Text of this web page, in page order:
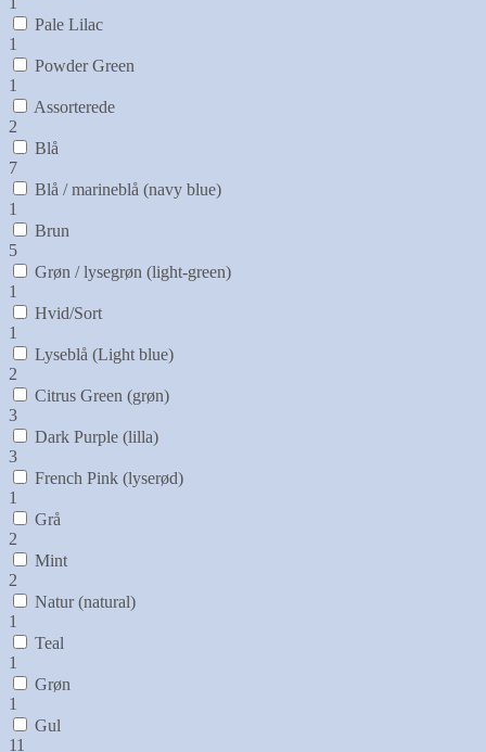
Pale Lilac
1
Powder Green
1
Assorterede
2
Blå
7
Blå / marineblå (navy blue)
1
Brun
5
Grøn / lysegrøn (light-green)
1
Hvid/Sort
1
Lyseblå (Light blue)
2
Citrus Green (grøn)
3
Dark Purple (lilla)
3
French Pink (lyserød)
1
Grå
2
Mint
2
Natur (natural)
1
Teal
1
Grøn
1
Gul
11